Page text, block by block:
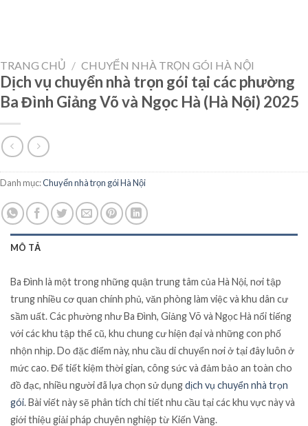
TRANG CHỦ / CHUYỂN NHÀ TRỌN GÓI HÀ NỘI
Dịch vụ chuyển nhà trọn gói tại các phường
Ba Đình Giảng Võ và Ngọc Hà (Hà Nội) 2025
Danh mục:Chuyển nhà trọn gói Hà Nội
MÔ TẢ
Ba Đình là một trong những quận trung tâm của Hà Nội, nơi tập
trung nhiều cơ quan chính phủ, văn phòng làm việc và khu dân cư
sầm uất. Các phường như Ba Đình, Giảng Võ và Ngọc Hà nổi tiếng
với các khu tập thể cũ, khu chung cư hiện đại và những con phố
nhộn nhịp. Do đặc điểm này, nhu cầu di chuyển nơi ở tại đây luôn ở
mức cao. Để tiết kiệm thời gian, công sức và đảm bảo an toàn cho
đồ đạc, nhiều người đã lựa chọn sử dụngdịch vụ chuyển nhà trọn
gói. Bài viết này sẽ phân tích chi tiết nhu cầu tại các khu vực này và
giới thiệu giải pháp chuyên nghiệp từ Kiến Vàng.